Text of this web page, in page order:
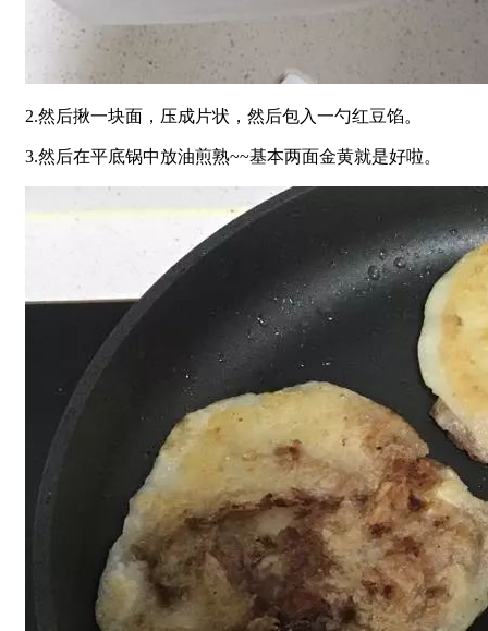
2.然后揪一块面，压成片状，然后包入一勺红豆馅。
3.然后在平底锅中放油煎熟~~基本两面金黄就是好啦。